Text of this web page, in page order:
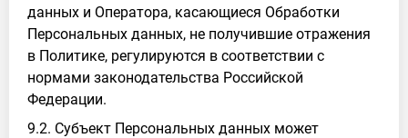
данных и Оператора, касающиеся Обработки
Персональных данных, не получившие отражения
в Политике, регулируются в соответствии с
нормами законодательства Российской
Федерации.
9.2. Субъект Персональных данных может